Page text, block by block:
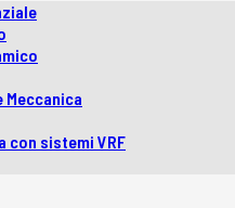
con sistemi VRF